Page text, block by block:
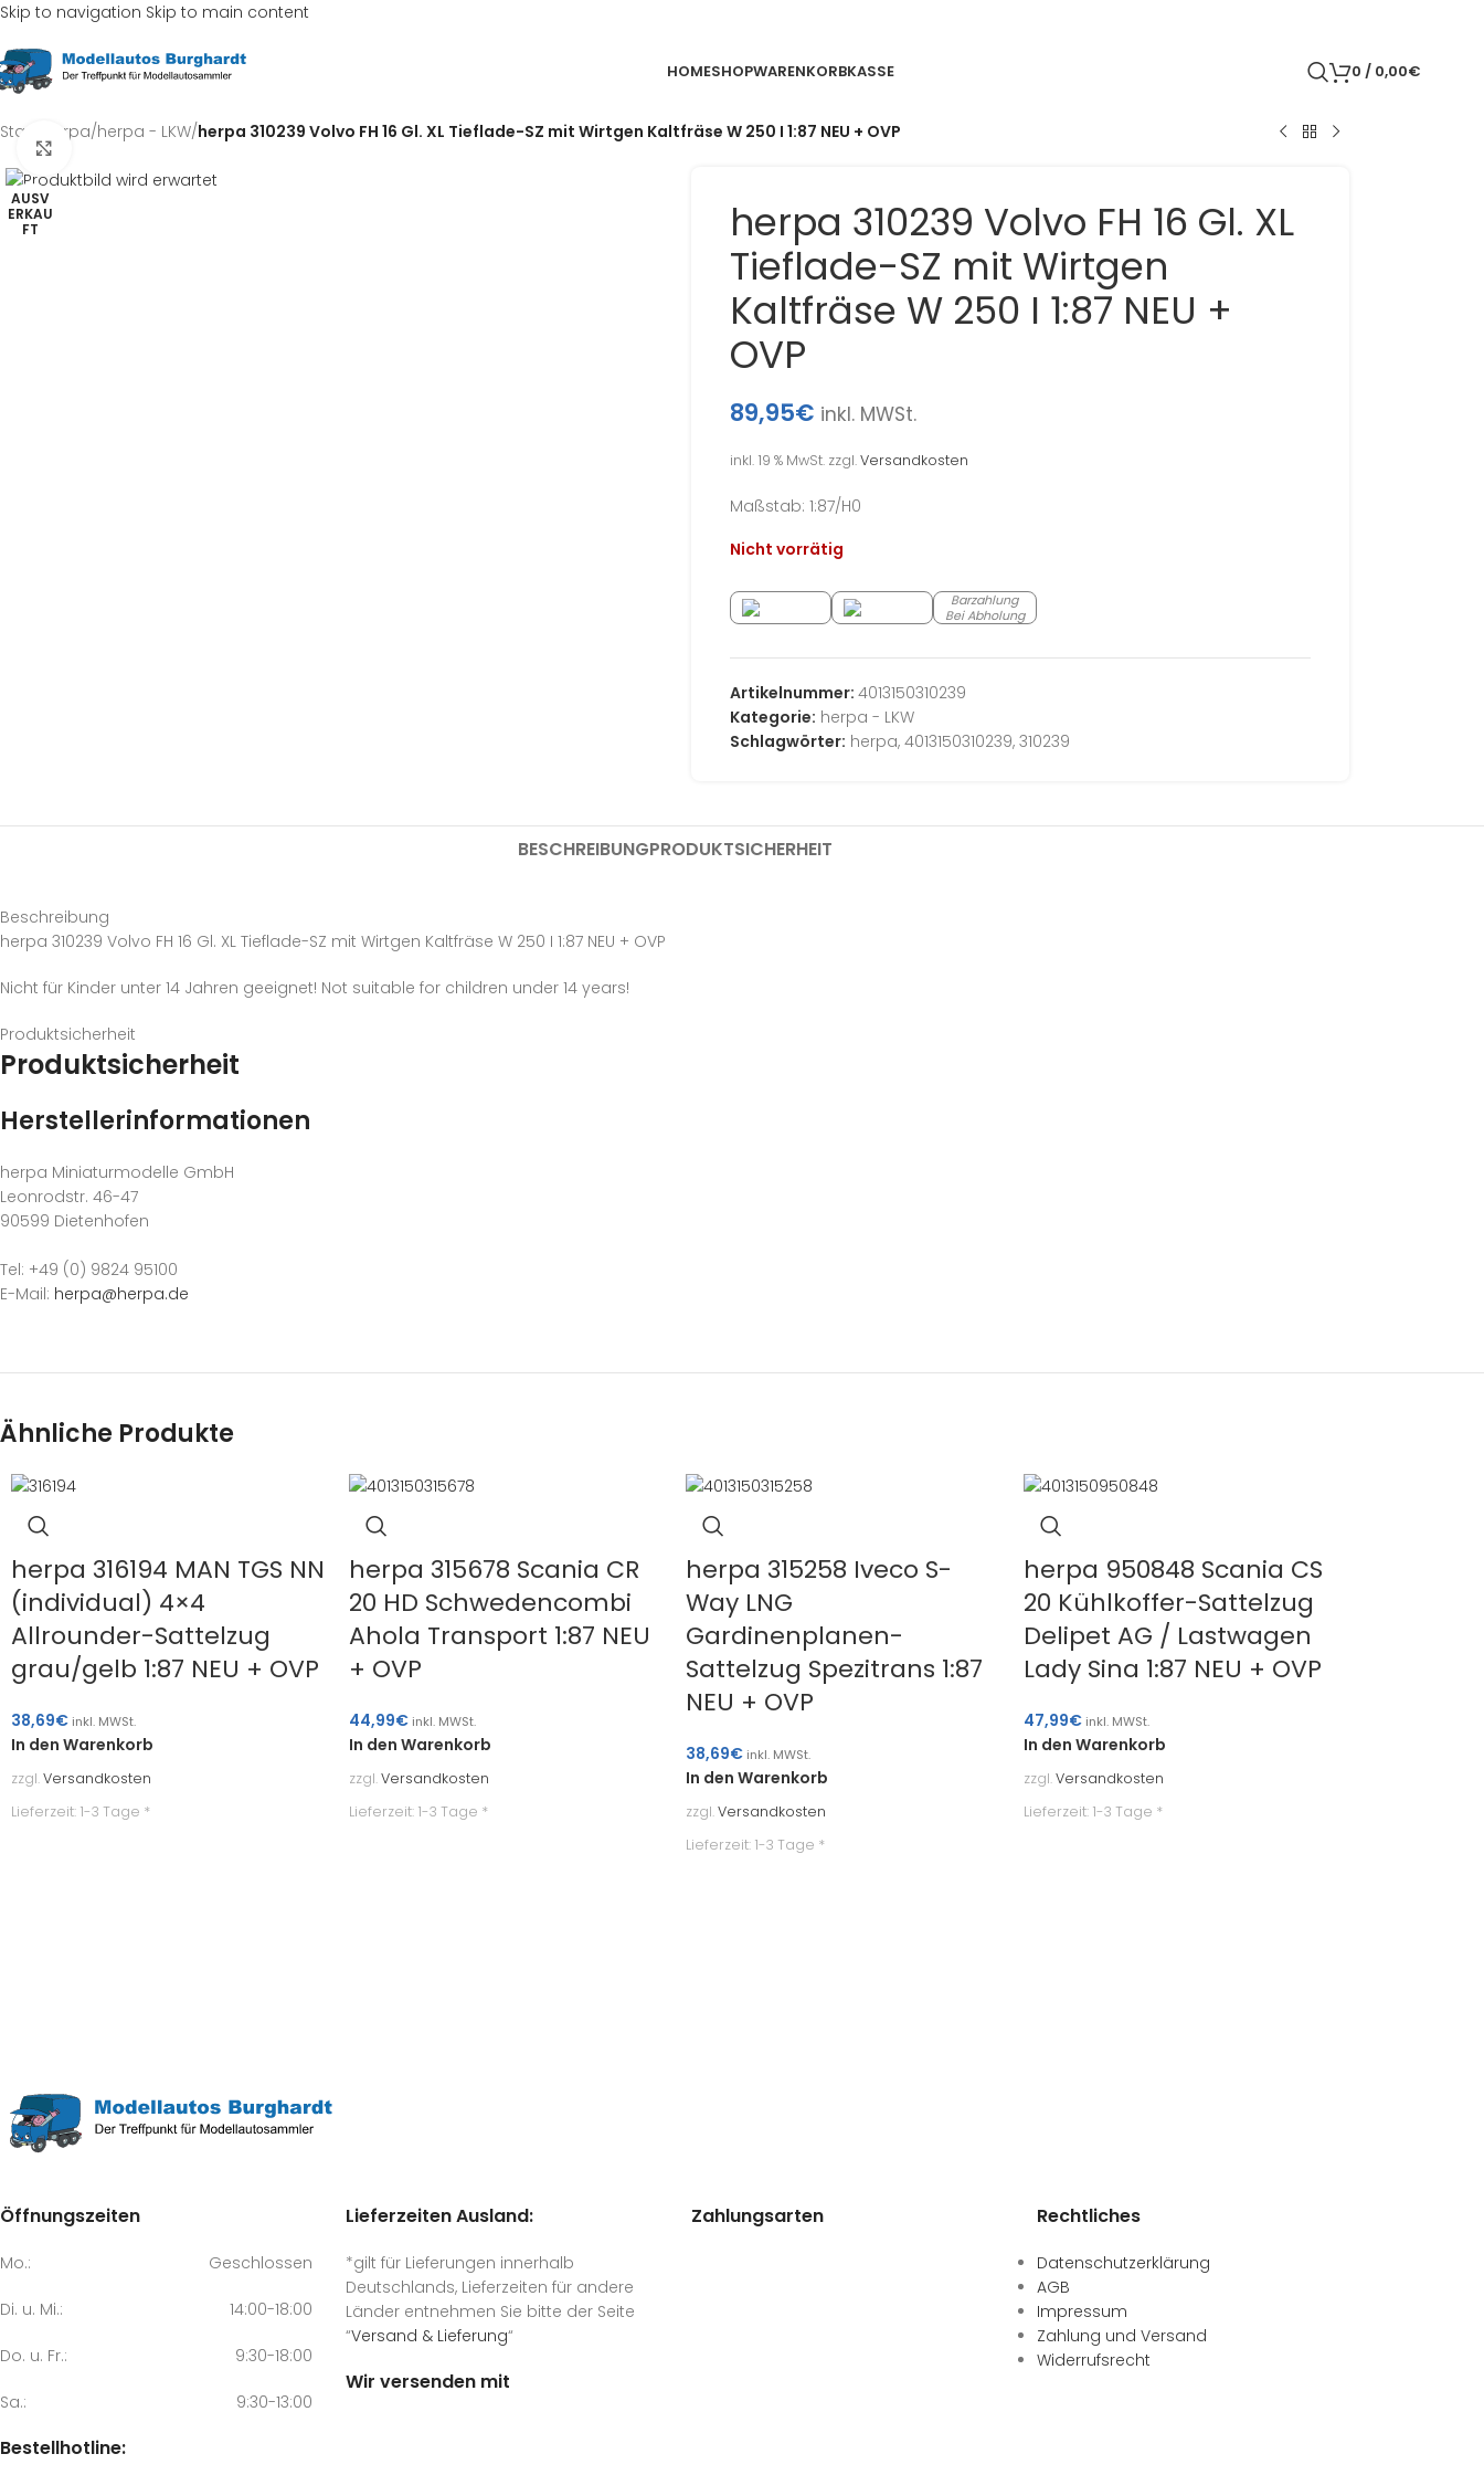
Skip to navigation Skip to main content
HOMESHOPWARENKORBKASSE 0 / 0,00€
Start herpa/herpa - LKW/herpa 310239 Volvo FH 16 Gl. XL Tieflade-SZ mit Wirtgen Kaltfräse W 250 I 1:87 NEU + OVP
AUSV
ERKAU
FT
Klick zum Vergrößern
herpa 310239 Volvo FH 16 Gl. XL
Tieflade-SZ mit Wirtgen
Kaltfräse W 250 I 1:87 NEU +
OVP
89,95€ inkl. MWSt.
inkl. 19 % MwSt. zzgl.Versandkosten
Maßstab: 1:87/H0
Nicht vorrätig
Barzahlung
Bei Abholung
Artikelnummer: 4013150310239
Kategorie: herpa - LKW
Schlagwörter: herpa, 4013150310239, 310239
BESCHREIBUNGPRODUKTSICHERHEIT
Beschreibung
herpa 310239 Volvo FH 16 Gl. XL Tieflade-SZ mit Wirtgen Kaltfräse W 250 I 1:87 NEU + OVP
Nicht für Kinder unter 14 Jahren geeignet! Not suitable for children under 14 years!
Produktsicherheit
Produktsicherheit
Herstellerinformationen
herpa Miniaturmodelle GmbH
Leonrodstr. 46-47
90599 Dietenhofen
Tel: +49 (0) 9824 95100
E-Mail: herpa@herpa.de
Ähnliche Produkte
herpa 316194 MAN TGS NN
(individual) 4×4
Allrounder-Sattelzug
grau/gelb 1:87 NEU + OVP
38,69€ inkl. MWSt.
In den Warenkorb
zzgl.Versandkosten
Lieferzeit: 1-3 Tage *
herpa 315678 Scania CR
20 HD Schwedencombi
Ahola Transport 1:87 NEU
+ OVP
44,99€ inkl. MWSt.
In den Warenkorb
zzgl.Versandkosten
Lieferzeit: 1-3 Tage *
herpa 315258 Iveco S-
Way LNG
Gardinenplanen-
Sattelzug Spezitrans 1:87
NEU + OVP
38,69€ inkl. MWSt.
In den Warenkorb
zzgl.Versandkosten
Lieferzeit: 1-3 Tage *
herpa 950848 Scania CS
20 Kühlkoffer-Sattelzug
Delipet AG / Lastwagen
Lady Sina 1:87 NEU + OVP
47,99€ inkl. MWSt.
In den Warenkorb
zzgl.Versandkosten
Lieferzeit: 1-3 Tage *
Öffnungszeiten
Mo.: Geschlossen
Di. u. Mi.: 14:00-18:00
Do. u. Fr.: 9:30-18:00
Sa.: 9:30-13:00
Bestellhotline:
Lieferzeiten Ausland:
*gilt für Lieferungen innerhalb
Deutschlands, Lieferzeiten für andere
Länder entnehmen Sie bitte der Seite
“Versand & Lieferung“
Wir versenden mit
Zahlungsarten Rechtliches
Datenschutzerklärung
AGB
Impressum
Zahlung und Versand
Widerrufsrecht